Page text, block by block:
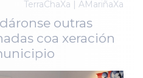
TerraChaXa | AMariñaXa
outras
coa xeración